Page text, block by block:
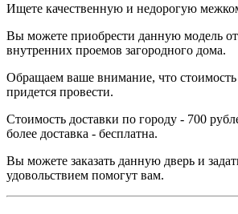
Ищете качественную и недорогую
Вы можете приобрести данную модель
внутренних проемов загородного дома.
Обращаем ваше внимание, что
придется провести.
Стоимость доставки по городу - 700
более доставка - бесплатна.
Вы можете заказать данную дверь и
удовольствием помогут вам.